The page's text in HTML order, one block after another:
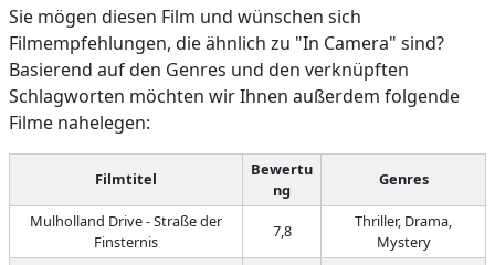
Sie mögen diesen Film und wünschen sich
Filmempfehlungen, die ähnlich zu "In Camera" sind?
Basierend auf den Genres und den verknüpften
Schlagworten möchten wir Ihnen außerdem folgende
Filme nahelegen:
Filmtitel
Bewertu
ng
Genres
Mulholland Drive - Straße der
Finsternis
7,8
Thriller, Drama,
Mystery